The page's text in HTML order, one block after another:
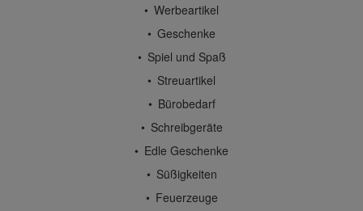
Werbeartikel
Geschenke
Spiel und Spaß
Streuartikel
Bürobedarf
Schreibgeräte
Edle Geschenke
Süßigkeiten
Feuerzeuge